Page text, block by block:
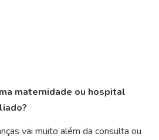
maternidade ou hospital
vai muito além da consulta ou